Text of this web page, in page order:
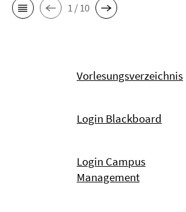
1 / 10
Vorlesungsverzeichnis
Login Blackboard
Login Campus
Management